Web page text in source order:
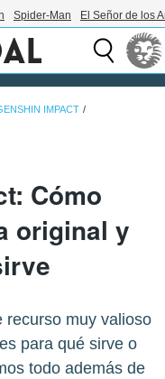
Spider-Man El Señor de los
IMPACT
Cómo
original y
recurso muy valioso
para qué sirve o
todo además de